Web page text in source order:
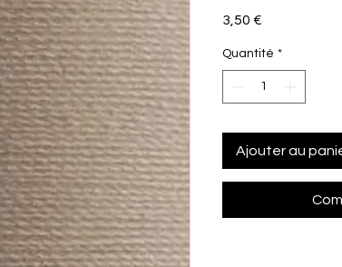
3,50 €
Quantité *
Ajouter au